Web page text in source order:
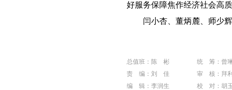
好服务保障焦作经济社会高质
闫小杏、董炳麓、师少辉
总值班：陈 彬
统 筹：曾
责 编：刘 佳
审 核：拜
编 辑：李润生
校 对：胡